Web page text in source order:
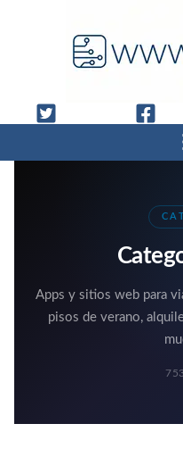
Apps y sitios web para
pisos de verano,